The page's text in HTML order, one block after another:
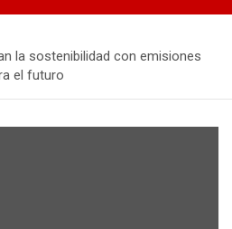
la sostenibilidad con emisiones
el futuro